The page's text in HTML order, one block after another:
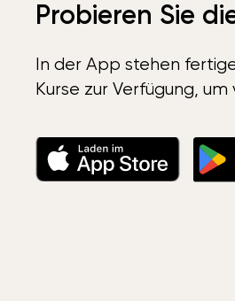
Probieren Sie
In der App stehen
Kurse zur Verfügung,